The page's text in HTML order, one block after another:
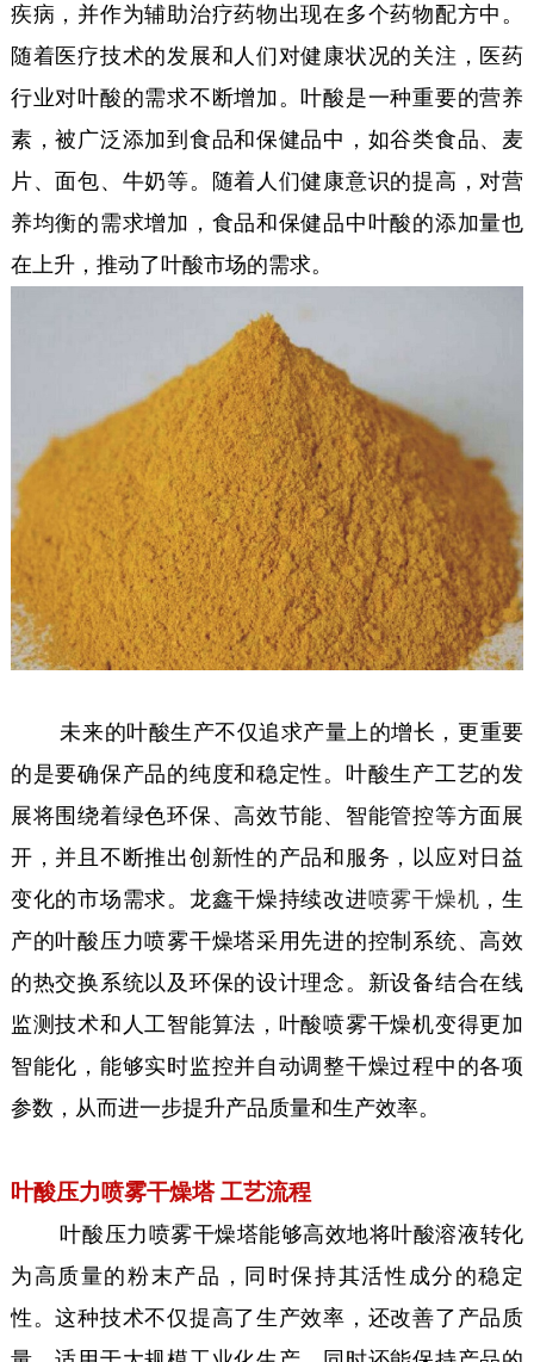
疾病，并作为辅助治疗药物出现在多个药物配方中。
随着医疗技术的发展和人们对健康状况的关注，医药
行业对叶酸的需求不断增加。叶酸是一种重要的营养
素，被广泛添加到食品和保健品中，如谷类食品、麦
片、面包、牛奶等。随着人们健康意识的提高，对营
养均衡的需求增加，食品和保健品中叶酸的添加量也
在上升，推动了叶酸市场的需求。
未来的叶酸生产不仅追求产量上的增长，更重要
的是要确保产品的纯度和稳定性。叶酸生产工艺的发
展将围绕着绿色环保、高效节能、智能管控等方面展
开，并且不断推出创新性的产品和服务，以应对日益
变化的市场需求。龙鑫干燥持续改进喷雾干燥机 ，生
产的叶酸压力喷雾干燥塔采用先进的控制系统、高效
的热交换系统以及环保的设计理念。新设备结合在线
监测技术和人工智能算法，叶酸喷雾干燥机变得更加
智能化，能够实时监控并自动调整干燥过程中的各项
参数，从而进一步提升产品质量和生产效率。
叶酸压力喷雾干燥塔 工艺流程
叶酸压力喷雾干燥塔能够高效地将叶酸溶液转化
为高质量的粉末产品，同时保持其活性成分的稳定
性。这种技术不仅提高了生产效率，还改善了产品质